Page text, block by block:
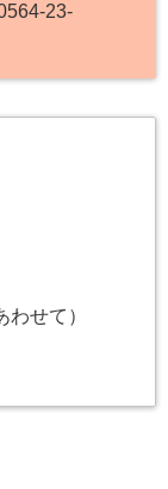
23-
せて）